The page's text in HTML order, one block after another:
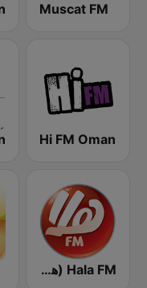
Muscat FM
Hi FM Oman
Hala FM (هلا)